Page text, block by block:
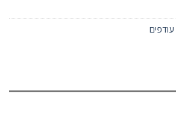
עודפים